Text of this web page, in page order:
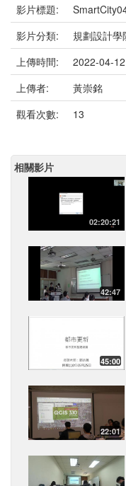
影片標題:
影片分類:
規劃設計學
上傳時間:
2022-04-
上傳者:
黃崇銘
觀看次數:
13
相關影片
02:20:21
42:47
45:00
22:01